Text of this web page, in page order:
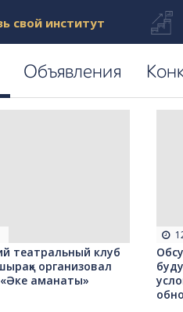
свой институт
Объявления
театральный клуб
организовал
аманаты»